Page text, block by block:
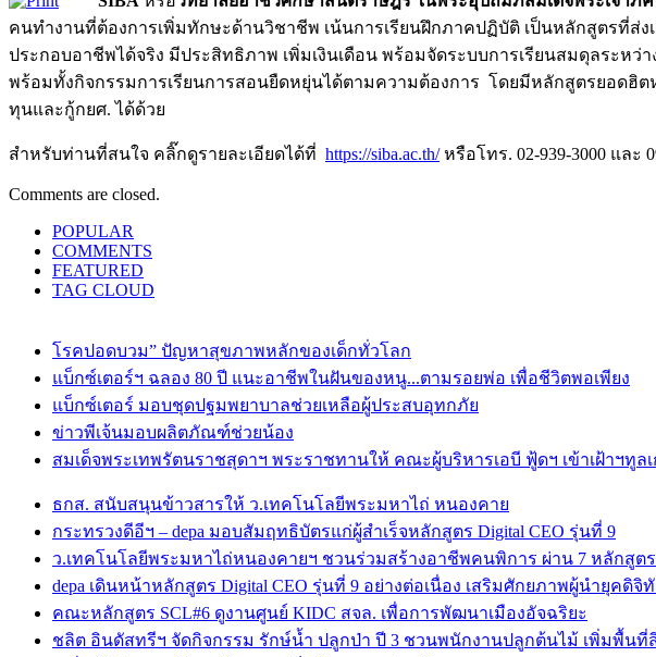
คนทำงานที่ต้องการเพิ่มทักษะด้านวิชาชีพ เน้นการเรียนฝึกภาคปฏิบัติ เป็นหลักสูตรที่ส่ง
ประกอบอาชีพได้จริง มีประสิทธิภาพ เพิ่มเงินเดือน พร้อมจัดระบบการเรียนสมดุลระห
พร้อมทั้งกิจกรรมการเรียนการสอนยืดหยุ่นได้ตามความต้องการ โดยมีหลักสูตรยอดฮิต
ทุนและกู้กยศ. ได้ด้วย
สำหรับท่านที่สนใจ คลิ๊กดูรายละเอียดได้ที่ https://siba.ac.th/หรือโทร. 02-939-3000 แล
Comments are closed.
POPULAR
COMMENTS
FEATURED
TAG CLOUD
โรคปอดบวม” ปัญหาสุขภาพหลักของเด็กทั่วโลก
แบ็กซ์เตอร์ฯ ฉลอง 80 ปี แนะอาชีพในฝันของหนู...ตามรอยพ่อ เพื่อชีวิตพอเพียง
แบ็กซ์เตอร์ มอบชุดปฐมพยาบาลช่วยเหลือผู้ประสบอุทกภัย
ข่าวพีเจ้นมอบผลิตภัณฑ์ช่วยน้อง
สมเด็จพระเทพรัตนราชสุดาฯ พระราชทานให้ คณะผู้บริหารเอบี ฟู้ดฯ เข้าเฝ้าฯทูลเ
ธกส. สนับสนุนข้าวสารให้ ว.เทคโนโลยีพระมหาไถ่ หนองคาย
กระทรวงดีอีฯ – depa มอบสัมฤทธิบัตรแก่ผู้สำเร็จหลักสูตร Digital CEO รุ่นที่ 9
ว.เทคโนโลยีพระมหาไถ่หนองคายฯ ชวนร่วมสร้างอาชีพคนพิการ ผ่าน 7 หลักสู
depa เดินหน้าหลักสูตร Digital CEO รุ่นที่ 9 อย่างต่อเนื่อง เสริมศักยภาพผู้นำยุคดิจิ
คณะหลักสูตร SCL#6 ดูงานศูนย์ KIDC สจล. เพื่อการพัฒนาเมืองอัจฉริยะ
ชลิต อินดัสทรีฯ จัดกิจกรรม รักษ์น้ำ ปลูกป่า ปี 3 ชวนพนักงานปลูกต้นไม้ เพิ่มพื้นที่